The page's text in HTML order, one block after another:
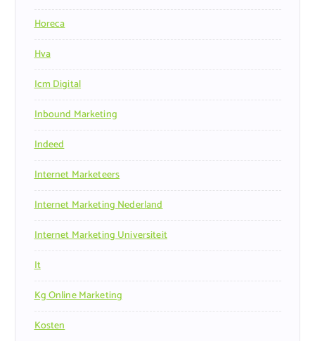
Horeca
Hva
Icm Digital
Inbound Marketing
Indeed
Internet Marketeers
Internet Marketing Nederland
Internet Marketing Universiteit
It
Kg Online Marketing
Kosten